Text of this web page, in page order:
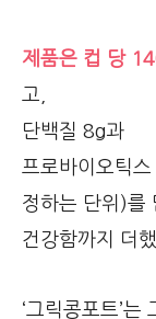
제품은 컵 당
고,
단백질 8g과
프로바이오틱
정하는 단위)를
건강함까지 더
‘그릭콩포트’는